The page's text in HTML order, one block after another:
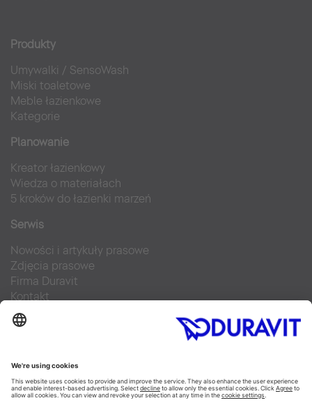
Produkty
Umywalki / SensoWash
Miski toaletowe
Meble łazienkowe
Kategorie
Planowanie
Kreator łazienkowy
Wiedza o materiałach
5 kroków do łazienki marzeń
Serwis
Nowości i artykuły prasowe
Zdjęcia prasowe
Firma Duravit
Kontakt
Najczęściej zadawane pytania
Facebook
Instagram
Pinterest
Blog